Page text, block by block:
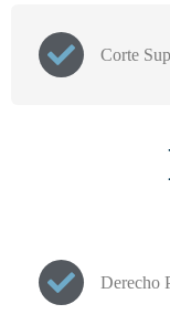
Corte
Derecho